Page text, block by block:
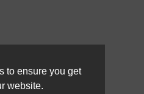
to ensure you get
website.